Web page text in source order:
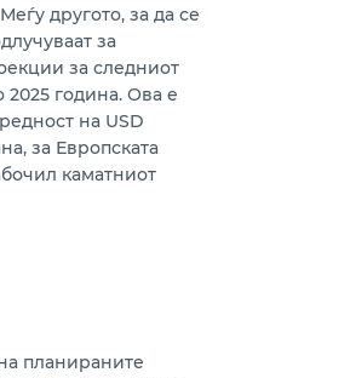
другото, за да се
за
за следниот
2025 година. Ова е
на USD
за Европската
каматниот
планираните